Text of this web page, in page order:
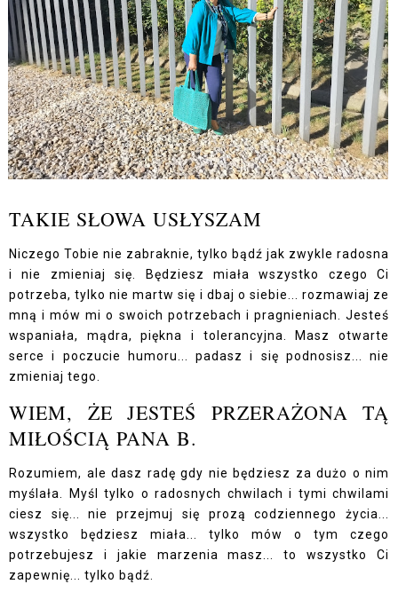
TAKIE SŁOWA USŁYSZAM
Niczego Tobie nie zabraknie, tylko bądź jak zwykle radosna
i nie zmieniaj się. Będziesz miała wszystko czego Ci
potrzeba, tylko nie martw się i dbaj o siebie... rozmawiaj ze
mną i mów mi o swoich potrzebach i pragnieniach. Jesteś
wspaniała, mądra, piękna i tolerancyjna. Masz otwarte
serce i poczucie humoru... padasz i się podnosisz... nie
zmieniaj tego.
WIEM, ŻE JESTEŚ PRZERAŻONA TĄ
MIŁOŚCIĄ PANA B.
Rozumiem, ale dasz radę gdy nie będziesz za dużo o nim
myślała. Myśl tylko o radosnych chwilach i tymi chwilami
ciesz się... nie przejmuj się prozą codziennego życia...
wszystko będziesz miała... tylko mów o tym czego
potrzebujesz i jakie marzenia masz... to wszystko Ci
zapewnię... tylko bądź.